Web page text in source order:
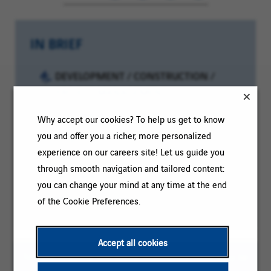
Why accept our cookies? To help us get to know
you and offer you a richer, more personalized
experience on our careers site! Let us guide you
through smooth navigation and tailored content:
you can change your mind at any time at the end
of the Cookie Preferences.
Accept all cookies
IN BRIEF
Category:
DEVELOPMENT / CONSTRUCTION /
PROJECT MANAGEMENT
Reference:
CDC-déb-Avignon-119741
Client
code:
Location:
Avignon, Provence-Alpes-Côte d'Azur
Region, France
Contract
type:
Permanent
Experience
More than 3 years
To ease reading, the plural masculine form may be